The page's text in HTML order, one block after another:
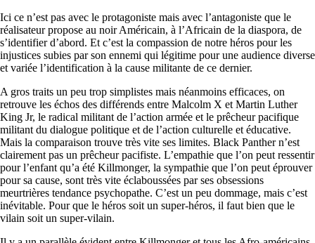
Ici ce n’est pas avec le protagoniste mais avec l’antagoniste que le
réalisateur propose au noir Américain, à l’Africain de la diaspora, de
s’identifier d’abord. Et c’est la compassion de notre héros pour les
injustices subies par son ennemi qui légitime pour une audience diverse
et variée l’identification à la cause militante de ce dernier.
A gros traits un peu trop simplistes mais néanmoins efficaces, on
retrouve les échos des différends entre Malcolm X et Martin Luther
King Jr, le radical militant de l’action armée et le prêcheur pacifique
militant du dialogue politique et de l’action culturelle et éducative.
Mais la comparaison trouve très vite ses limites. Black Panther n’est
clairement pas un prêcheur pacifiste. L’empathie que l’on peut ressentir
pour l’enfant qu’a été Killmonger, la sympathie que l’on peut éprouver
pour sa cause, sont très vite éclaboussées par ses obsessions
meurtrières tendance psychopathe. C’est un peu dommage, mais c’est
inévitable. Pour que le héros soit un super-héros, il faut bien que le
vilain soit un super-vilain.